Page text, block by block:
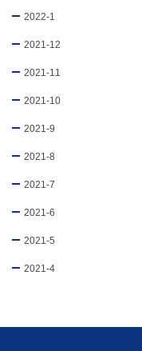
2022-1
2021-12
2021-11
2021-10
2021-9
2021-8
2021-7
2021-6
2021-5
2021-4